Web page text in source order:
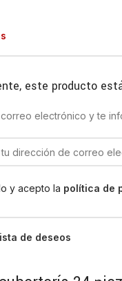
este producto
electrónico y te
y acepto la política de
de deseos